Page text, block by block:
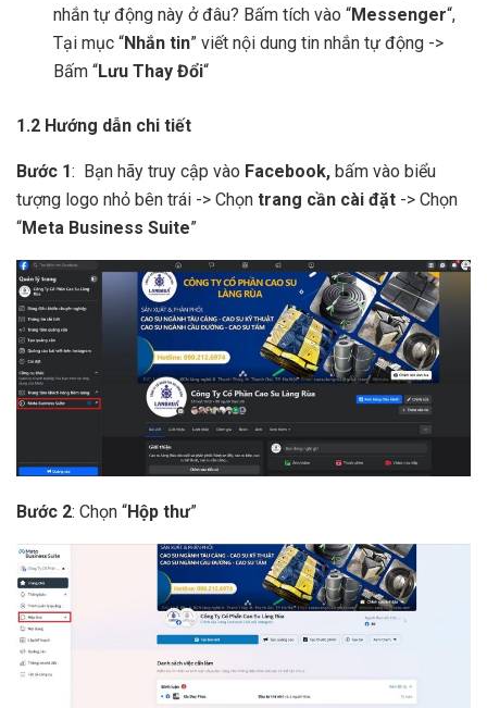
nhắn tự động này ở đâu? Bấm tích vào “Messenger“,
Tại mục “Nhắn tin” viết nội dung tin nhắn tự động ->
Bấm “Lưu Thay Đổi“
1.2 Hướng dẫn chi tiết
Bước 1: Bạn hãy truy cập vào Facebook, bấm vào biểu
tượng logo nhỏ bên trái -> Chọn trang cần cài đặt -> Chọn
“Meta Business Suite”
Bước 2: Chọn “Hộp thư”